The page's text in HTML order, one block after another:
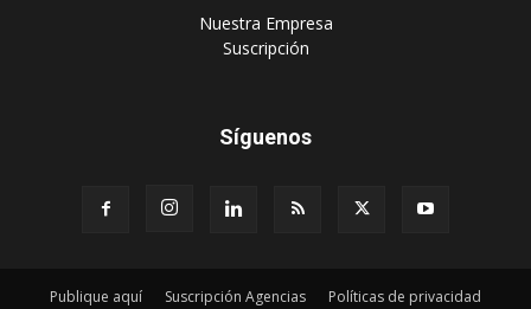
‎Nuestra Empresa
‎Suscripción
Síguenos
Publique aquí Suscripción Agencias Políticas de privacidad